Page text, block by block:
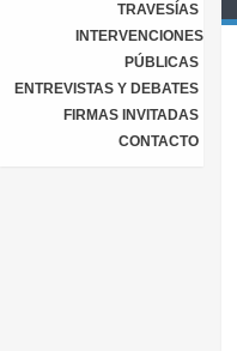
TRAVESÍAS
INTERVENCIONES
PÚBLICAS
ENTREVISTAS Y DEBATES
FIRMAS INVITADAS
CONTACTO